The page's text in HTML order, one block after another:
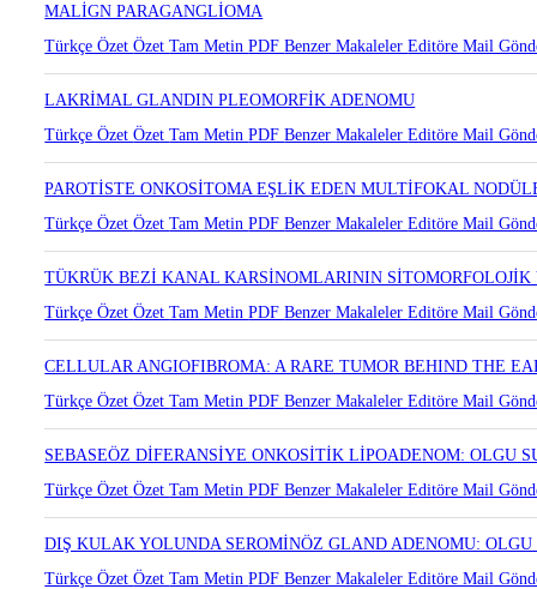
MALİGN PARAGANGLİOMA
Türkçe ÖzetÖzetTam MetinPDFBenzer MakalelerEditöre Mail
LAKRİMAL GLANDIN PLEOMORFİK ADENOMU
Türkçe ÖzetÖzetTam MetinPDFBenzer MakalelerEditöre Mail
PAROTİSTE ONKOSİTOMA EŞLİK EDEN MULTİFOKAL
Türkçe ÖzetÖzetTam MetinPDFBenzer MakalelerEditöre Mail
TÜKRÜK BEZİ KANAL KARSİNOMLARININ
Türkçe ÖzetÖzetTam MetinPDFBenzer MakalelerEditöre Mail
CELLULAR ANGIOFIBROMA: A RARE TUMOR BEHIND THE
Türkçe ÖzetÖzetTam MetinPDFBenzer MakalelerEditöre Mail
SEBASEÖZ DİFERANSİYE ONKOSİTİK LİPOADENOM: OLGU
Türkçe ÖzetÖzetTam MetinPDFBenzer MakalelerEditöre Mail
DIŞ KULAK YOLUNDA SEROMİNÖZ GLAND ADENOMU: OLGU
Türkçe ÖzetÖzetTam MetinPDFBenzer MakalelerEditöre Mail